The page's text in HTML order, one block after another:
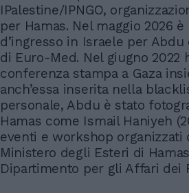
IPalestine/IPNGO,
per Hamas. Nel maggio 2026
d’ingresso in Israele per
di Euro-Med. Nel giugno 2022
conferenza stampa a Gaza
anch’essa inserita nella
personale, Abdu è stato
Hamas come Ismail Haniyeh
eventi e workshop organizzati
Ministero degli Esteri di
Dipartimento per gli Affari dei